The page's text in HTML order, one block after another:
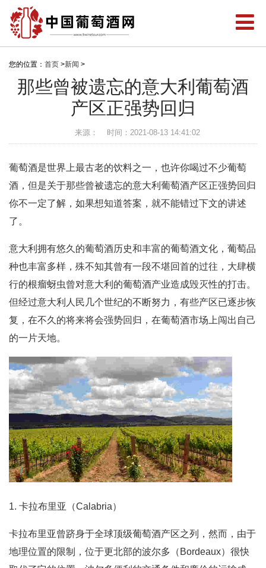
您的位置： 首页 >新闻 >
那些曾被遗忘的意大利葡萄酒
产区正强势回归
来源： 时间：2021-08-13 14:41:02
葡萄酒是世界上最古老的饮料之一，也许你喝过不少葡萄
酒，但是关于那些曾被遗忘的意大利葡萄酒产区正强势回归
你不一定了解，如果想知道答案，就不能错过下文的讲述
了。
意大利拥有悠久的葡萄酒历史和丰富的葡萄酒文化，葡萄品
种也丰富多样，殊不知其曾有一段不堪回首的过往，大肆横
行的根瘤蚜虫曾对意大利的葡萄酒产业造成毁灭性的打击。
但经过意大利人民几个世纪的不断努力，有些产区已逐步恢
复，在不久的将来将会强势回归，在葡萄酒市场上闯出自己
的一片天地。
1. 卡拉布里亚（Calabria）
卡拉布里亚曾跻身于全球顶级葡萄酒产区之列，然而，由于
地理位置的限制，位于更北部的波尔多（Bordeaux）很快